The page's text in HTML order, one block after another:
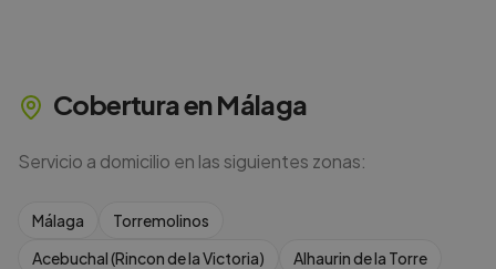
Cobertura enMálaga
Servicio a domicilio en las siguientes zonas:
Málaga
Torremolinos
Acebuchal (Rincon de la Victoria)
Alhaurin de la Torre